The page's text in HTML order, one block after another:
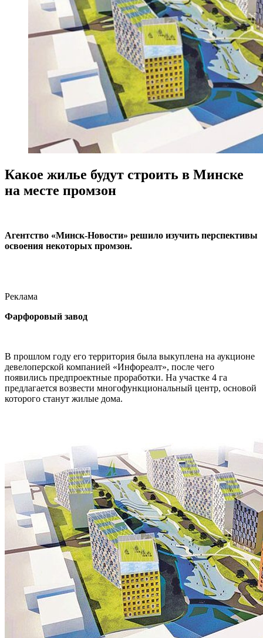
Какое жилье будут строить в Минске
на месте промзон
Агентство «Минск-Новости» решило изучить перспективы
освоения некоторых промзон.
Реклама
Фарфоровый завод
В прошлом году его территория была выкуплена на аукционе
девелоперской компанией «Инфореалт», после чего
появились предпроектные проработки. На участке 4 га
предлагается возвести многофункциональный центр, основой
которого станут жилые дома.